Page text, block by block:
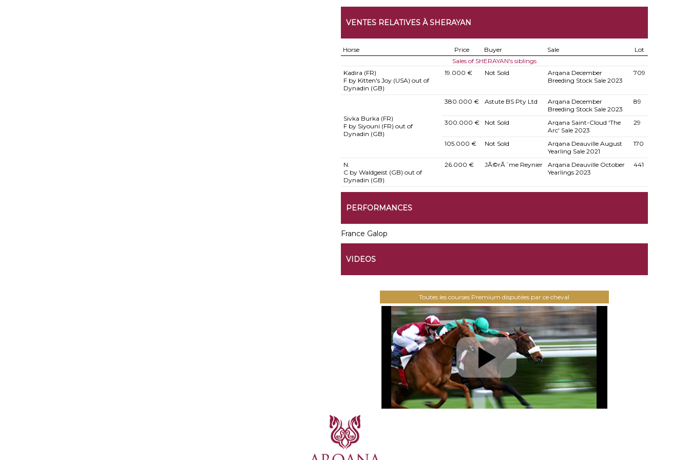
VENTES RELATIVES À SHERAYAN
Horse Price Buyer Sale
Lot
Sales of SHERAYAN's siblings
Kadira (FR)
F by Kitten's Joy (USA) out of
Dynadin (GB)
19.000 € Not Sold
Arqana December
Breeding Stock Sale 2023
709
Sivka Burka (FR)
F by Siyouni (FR) out of
Dynadin (GB)
380.000 € Astute BS Pty Ltd
Arqana December
Breeding Stock Sale 2023
89
300.000 € Not Sold
Arqana Saint-Cloud 'The
Arc' Sale 2023
29
105.000 € Not Sold
Arqana Deauville August
Yearling Sale 2021
170
N.
C by Waldgeist (GB) out of
Dynadin (GB)
26.000 € JÃ©rÃ´me Reynier
Arqana Deauville October
Yearlings 2023
441
PERFORMANCES
France Galop
VIDEOS
Toutes les courses Premium disputées par ce cheval